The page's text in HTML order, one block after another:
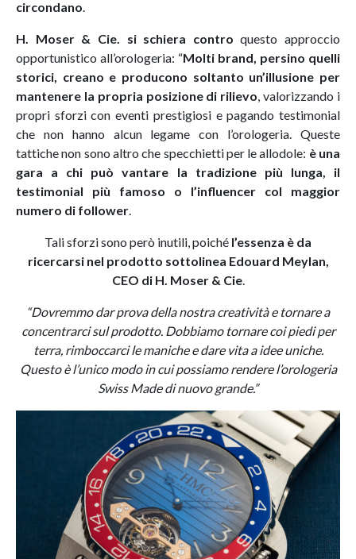
circondano.
H. Moser & Cie. si schiera contro questo approccio
opportunistico all’orologeria: “Molti brand, persino quelli
storici, creano e producono soltanto un’illusione per
mantenere la propria posizione di rilievo, valorizzando i
propri sforzi con eventi prestigiosi e pagando testimonial
che non hanno alcun legame con l’orologeria. Queste
tattiche non sono altro che specchietti per le allodole: è una
gara a chi può vantare la tradizione più lunga, il
testimonial più famoso o l’influencer col maggior
numero di follower.
Tali sforzi sono però inutili, poiché l’essenza è da
ricercarsi nel prodotto sottolinea Edouard Meylan,
CEO di H. Moser & Cie.
“Dovremmo dar prova della nostra creatività e tornare a
concentrarci sul prodotto. Dobbiamo tornare coi piedi per
terra, rimboccarci le maniche e dare vita a idee uniche.
Questo è l’unico modo in cui possiamo rendere l’orologeria
Swiss Made di nuovo grande.”